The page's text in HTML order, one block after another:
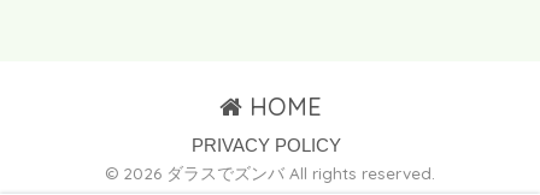
HOME
PRIVACY POLICY
© 2026 ダラスでズンバ All rights reserved.